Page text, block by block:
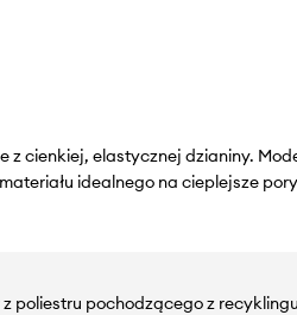
z cienkiej, elastycznej dzianiny.
idealnego na cieplejsze
poliestru pochodzącego z